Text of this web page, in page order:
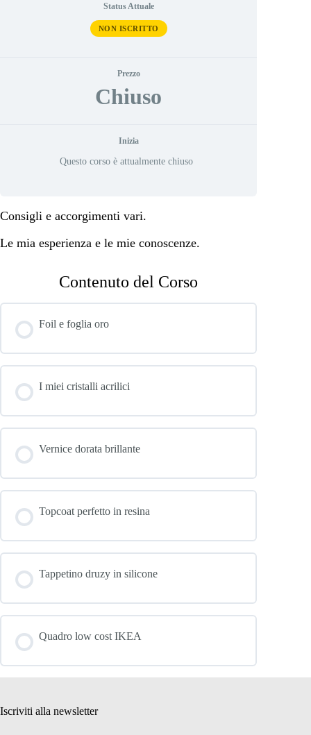
Status Attuale
NON ISCRITTO
Prezzo
Chiuso
Inizia
Questo corso è attualmente chiuso
Consigli e accorgimenti vari.
Le mia esperienza e le mie conoscenze.
Contenuto del Corso
Foil e foglia oro
I miei cristalli acrilici
Vernice dorata brillante
Topcoat perfetto in resina
Tappetino druzy in silicone
Quadro low cost IKEA
Iscriviti alla newsletter